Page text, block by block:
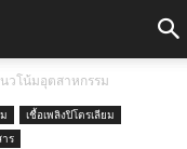
วโน้มอุตสาหกรรม
เชื้อเพลิงปิโตรเลียม
ร